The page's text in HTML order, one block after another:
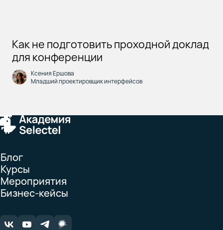
Как не подготовить проходной доклад
для конференции
Ксения Ершова
Младший проектировщик интерфейсов
Блог
Курсы
Мероприятия
Бизнес-кейсы